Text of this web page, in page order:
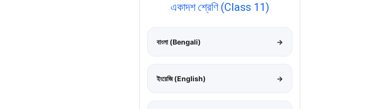
একাদশ শ্রেণি (Class 11)
বাংলা (Bengali) →
ইংরেজি (English) →